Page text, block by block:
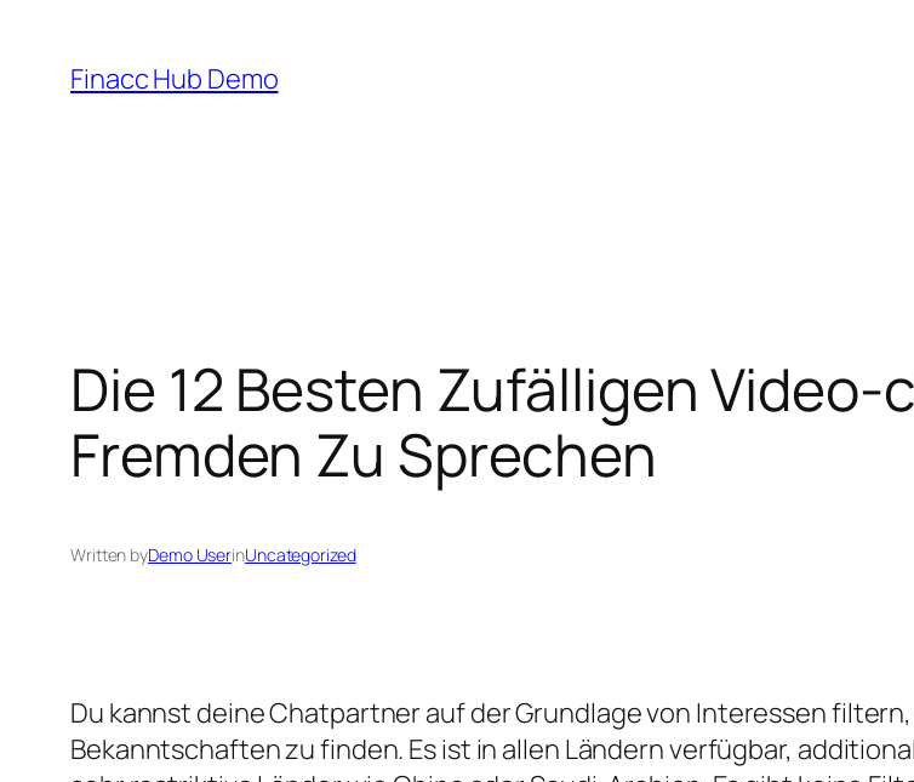
content
Finacc Hub Demo
Die 12 Besten Zufälligen
Fremden Zu Sprechen
Written byDemo UserinUncategorized
Du kannst deine Chatpartner auf der Grundlage von Interessen
Bekanntschaften zu finden. Es ist in allen Ländern verfügbar,